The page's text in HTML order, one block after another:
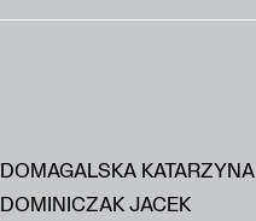
DOMAGALSKA KATARZYNA
DOMINICZAK JACEK